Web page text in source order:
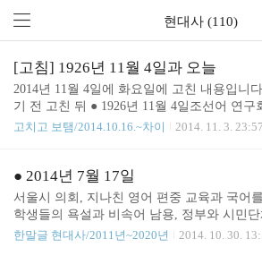
현대사 (110)
[고침] 1926년 11월 4일과 오늘
2014년 11월 4일에 화요일에 고친 내용입니
기 전 고친 뒤 ● 1926년 11월 4일조선어 연구
은 한글 학회)는 `가갸날`이라 해서 한글 반포
정음 반포 480돌을 맞이하여 세종실록 28년 9
따라 9월 말일을 `가갸날`로 정해서 기념식(음
29일)을 올렸다. 1928년 11월 11일에는 `가갸
력)으로 환산하여 10월 29일로 하다가 3년 뒤
고치고 보탬/2014.10.16.~차이 2014. 11. 3. 23:57
● 2014년 7월 17일
서울시 의회, 지나친 영어 편중 교육과 국어
학생들의 욕설과 비속어 남용, 정부와 시민
도 어른들의 지나친 막말을 바로잡고 바르고
한말글 현대사/2011년~2020년 2014. 10. 30.